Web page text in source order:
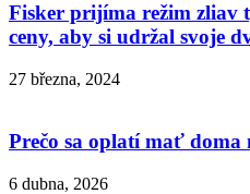
Fisker prijíma režim zliav
ceny, aby si udržal svoje
27 března, 2024
Prečo sa oplatí mať doma
6 dubna, 2026